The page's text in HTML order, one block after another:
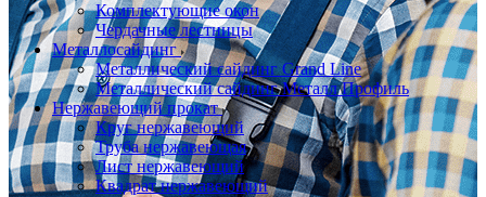
Комплектующие окон
Чердачные лестницы
Металлосайдинг
Металлический сайдинг Grand Line
Металлический сайдинг Металл Профиль
Нержавеющий прокат
Круг нержавеющий
Труба нержавеющая
Лист нержавеющий
Квадрат нержавеющий